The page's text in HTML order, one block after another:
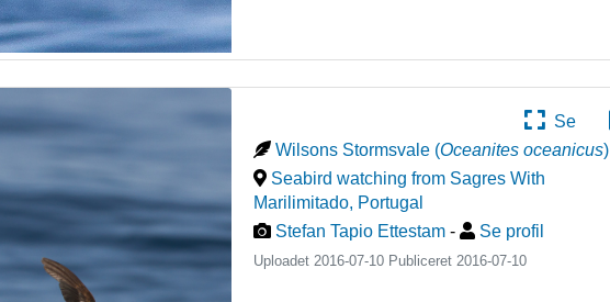
Se
Wilsons Stormsvale (Oceanites oceanicus)
Seabird watching from Sagres With
Marilimitado, Portugal
Stefan Tapio Ettestam - Se profil
Uploadet 2016-07-10 Publiceret 2016-07-10